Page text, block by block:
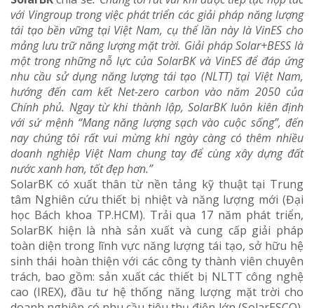
với Vingroup trong việc phát triển các giải pháp năng lượng
tái tạo bền vững tại Việt Nam, cụ thể lần này là VinES cho
mảng lưu trữ năng lượng mặt trời. Giải pháp Solar+BESS là
một trong những nỗ lực của SolarBK và VinES để đáp ứng
nhu cầu sử dụng năng lượng tái tạo (NLTT) tại Việt Nam,
hướng đến cam kết Net-zero carbon vào năm 2050 của
Chính phủ. Ngay từ khi thành lập, SolarBK luôn kiên định
với sứ mệnh “Mang năng lượng sạch vào cuộc sống”, đến
nay chúng tôi rất vui mừng khi ngày càng có thêm nhiều
doanh nghiệp Việt Nam chung tay để cùng xây dựng đất
nước xanh hơn, tốt đẹp hơn.”
SolarBK có xuất thân từ nền tảng kỹ thuật tại Trung
tâm Nghiên cứu thiết bị nhiệt và năng lượng mới (Đại
học Bách khoa TP.HCM). Trải qua 17 năm phát triển,
SolarBK hiện là nhà sản xuất và cung cấp giải pháp
toàn diện trong lĩnh vực năng lượng tái tạo, sở hữu hệ
sinh thái hoàn thiện với các công ty thành viên chuyên
trách, bao gồm: sản xuất các thiết bị NLTT công nghệ
cao (IREX), đầu tư hệ thống năng lượng mặt trời cho